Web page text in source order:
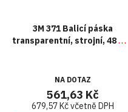
3M 371 Balicí páska
transparentní, strojní, 48 mm
NA DOTAZ
679,57 Kč včetně DPH
561,63 Kč